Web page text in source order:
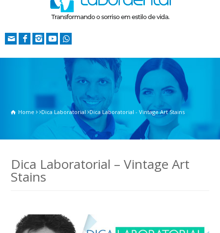
Home Dica Laboratorial Dica Laboratorial - Vintage Art Stains
Dica Laboratorial – Vintage Art
Stains